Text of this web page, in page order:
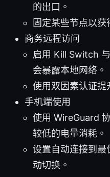
的出口。
固定某些节点以获
商务远程访问
启用 Kill Switch
会暴露本地网络。
使用双因素认证提
手机端使用
使用 WireGuard
较低的电量消耗。
设置自动连接到最
动切换。